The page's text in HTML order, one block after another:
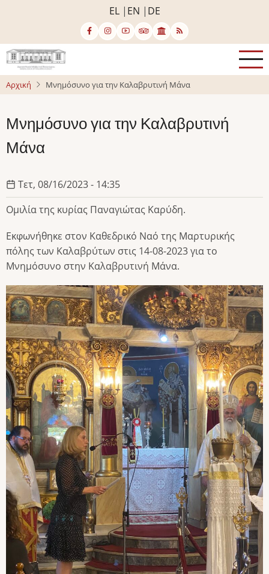
κυρίως
περιεχόμενο
EL EN DE
Αρχική Μνημόσυνο για την Καλαβρυτινή Μάνα
Μνημόσυνο για την Καλαβρυτινή
Μάνα
Τετ, 08/16/2023 - 14:35
Ομιλία της κυρίας Παναγιώτας Καρύδη.
Εκφωνήθηκε στον Καθεδρικό Ναό της Μαρτυρικής
πόλης των Καλαβρύτων στις 14-08-2023 για το
Μνημόσυνο στην Καλαβρυτινή Μάνα.